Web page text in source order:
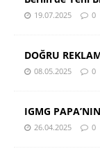
19.07.2025 0
DOĞRU
08.05.2025 0
IGMG
26.04.2025 0